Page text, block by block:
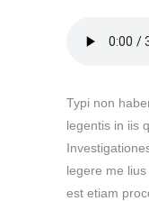
Typi non
legentis in iis
legere me
est etiam